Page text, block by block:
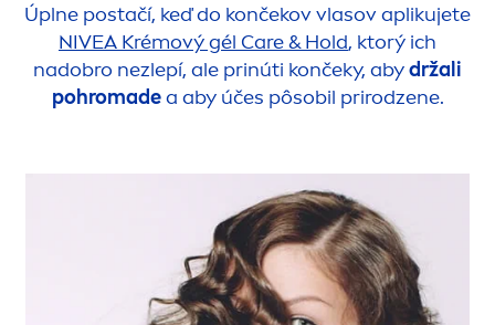
Úplne postačí, keď do končekov vlasov aplikujete
NIVEA Krémový gél Care& Hold, ktorý ich
nadobro nezlepí, ale prinúti končeky, abydržali
pohromadea aby účes pôsobil prirodzene.